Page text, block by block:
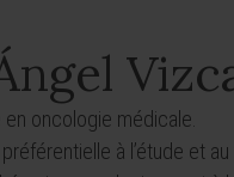
oncologie médicale.
à l’étude et